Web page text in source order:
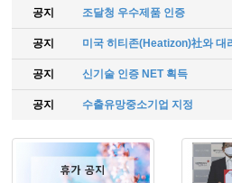
공지 조달청 우수제품 인증
공지 미국 히티존(Heatizon)社와 대
공지 신기술 인증 NET 획득
공지 수출유망중소기업 지정